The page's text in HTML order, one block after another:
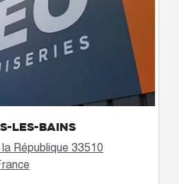
LES-BAINS
République 33510